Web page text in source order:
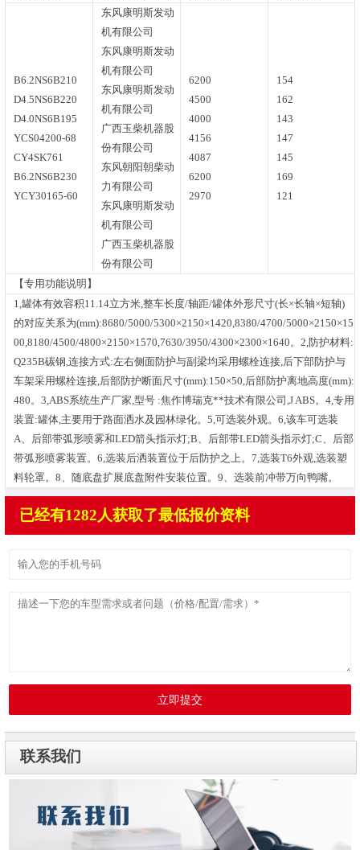
B6.2NS6B210
D4.5NS6B220
D4.0NS6B195
YCS04200-68
CY4SK761
B6.2NS6B230
YCY30165-60
东风康明斯发动
机有限公司
东风康明斯发动
机有限公司
东风康明斯发动
机有限公司
广西玉柴机器股
份有限公司
东风朝阳朝柴动
力有限公司
东风康明斯发动
机有限公司
广西玉柴机器股
份有限公司
6200
4500
4000
4156
4087
6200
2970
154
162
143
147
145
169
121
【专用功能说明】
1,罐体有效容积11.14立方米,整车长度/轴距/罐体外形尺寸(长×长轴×短轴)
的对应关系为(mm):8680/5000/5300×2150×1420,8380/4700/5000×2150×15
00,8180/4500/4800×2150×1570,7630/3950/4300×2300×1640。2,防护材料:
Q235B碳钢,连接方式:左右侧面防护与副梁均采用螺栓连接,后下部防护与
车架采用螺栓连接,后部防护断面尺寸(mm):150×50,后部防护离地高度(mm):
480。3,ABS系统生产厂家,型号 :焦作博瑞克**技术有限公司,J ABS。4,专用
装置:罐体,主要用于路面洒水及园林绿化。5,可选装外观。6,该车可选装
A、后部带弧形喷雾和LED箭头指示灯;B、后部带LED箭头指示灯;C、后部
带弧形喷雾装置。6,选装后洒装置位于后防护之上。7,选装T6外观,选装塑
料轮罩。8、随底盘扩展底盘附件安装位置。9、选装前冲带万向鸭嘴。
已经有1282人获取了最低报价资料
立即提交
联系我们